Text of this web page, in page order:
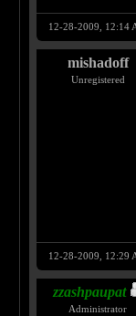
12-28-2009, 12:14
mishadoff
Unregistered
12-28-2009, 12:29
zzashpaupat
Administrator